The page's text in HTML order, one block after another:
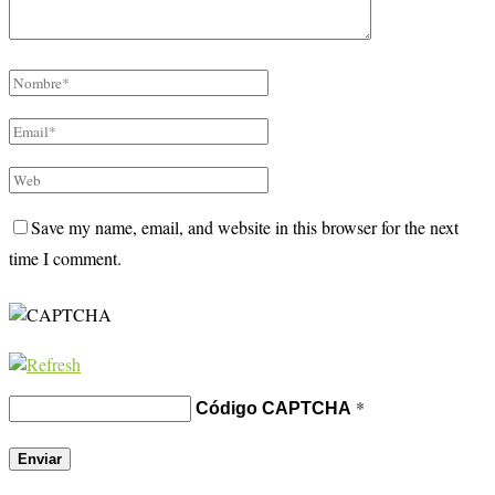
Save my name, email, and website in this browser for the next
time I comment.
Código CAPTCHA *